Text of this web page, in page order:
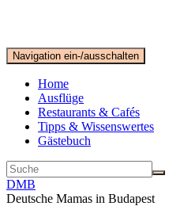
Navigation ein-/ausschalten
Home
Ausflüge
Restaurants & Cafés
Tipps & Wissenswertes
Gästebuch
DMB
Deutsche Mamas in Budapest